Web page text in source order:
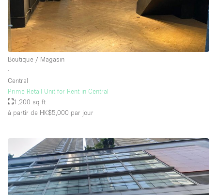
Boutique / Magasin
∙
Central
Prime Retail Unit for Rent in Central
1,200 sq ft
à partir de HK$5,000 par jour